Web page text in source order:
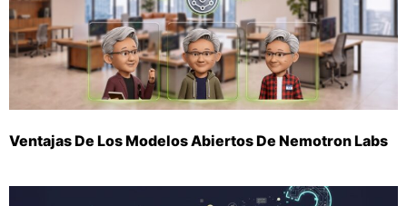
Ventajas De Los Modelos Abiertos De Nemotron Labs